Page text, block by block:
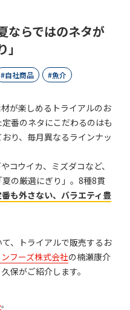
ならではのネタが
自社商品 魚介
が楽しめるトライアルのお
番のネタにこだわるのはも
り、毎月異なるラインナッ
コウイカ、ミズダコなど、
の厳選にぎり」。8種8貫
も外さない、バラエティ豊
、トライアルで販売するお
フーズ株式会社の楠瀬康介
保がご紹介します。
。